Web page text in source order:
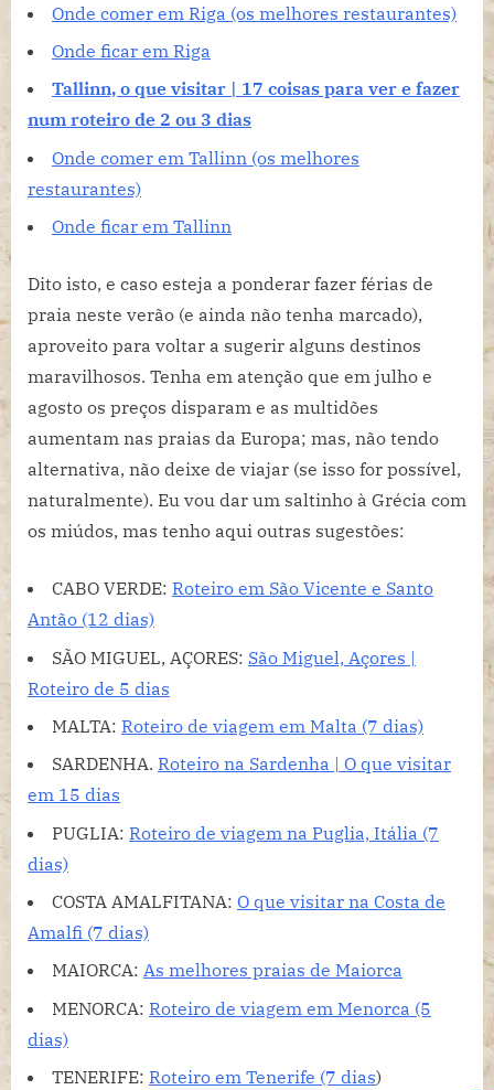
Onde comer em Riga (os melhores restaurantes)
Onde ficar em Riga
Tallinn, o que visitar | 17 coisas para ver e fazer
num roteiro de 2 ou 3 dias
Onde comer em Tallinn (os melhores
restaurantes)
Onde ficar em Tallinn
Dito isto, e caso esteja a ponderar fazer férias de
praia neste verão (e ainda não tenha marcado),
aproveito para voltar a sugerir alguns destinos
maravilhosos. Tenha em atenção que em julho e
agosto os preços disparam e as multidões
aumentam nas praias da Europa; mas, não tendo
alternativa, não deixe de viajar (se isso for possível,
naturalmente). Eu vou dar um saltinho à Grécia com
os miúdos, mas tenho aqui outras sugestões:
CABO VERDE: Roteiro em São Vicente e Santo
Antão (12 dias)
SÃO MIGUEL, AÇORES: São Miguel, Açores |
Roteiro de 5 dias
MALTA: Roteiro de viagem em Malta (7 dias)
SARDENHA. Roteiro na Sardenha | O que visitar
em 15 dias
PUGLIA: Roteiro de viagem na Puglia, Itália (7
dias)
COSTA AMALFITANA: O que visitar na Costa de
Amalfi (7 dias)
MAIORCA: As melhores praias de Maiorca
MENORCA: Roteiro de viagem em Menorca (5
dias)
TENERIFE: Roteiro em Tenerife (7 dias)